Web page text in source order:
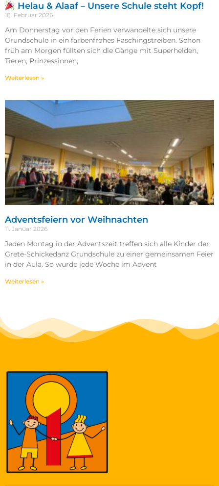
Helau & Alaaf – Unsere Schule steht Kopf!
18. Februar 2026
Am Donnerstag vor den Ferien verwandelte sich unsere
Grundschule in ein farbenfrohes Faschingstreiben. Schon
früh am Morgen füllten sich die Gänge mit Superhelden,
Tieren, Prinzessinnen,
Weiterlesen »
Adventsfeiern vor Weihnachten
11. Januar 2026
Jeden Montag in der Adventszeit treffen sich alle Kinder der
Grete-Schickedanz Grundschule zu einer gemeinsamen Feier
in der Aula. So wurde jede Woche im Advent
Weiterlesen »